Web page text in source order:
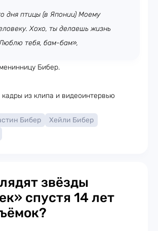
дня птицы (в Японии) Моему
Хохо, ты делаешь жизнь
тебя, бам-бам»,
Бибер.
из клипа и видеоинтервью
Бибер
Хейли Бибер
звёзды
спустя 14 лет